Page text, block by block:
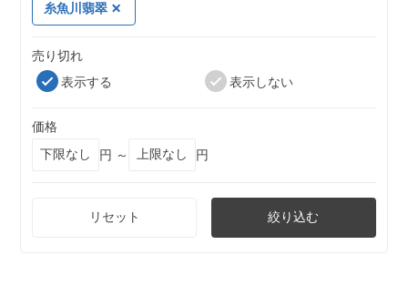
糸魚川翡翠
売り切れ
表示する
表示しない
価格
円 ～
円
リセット 絞り込む